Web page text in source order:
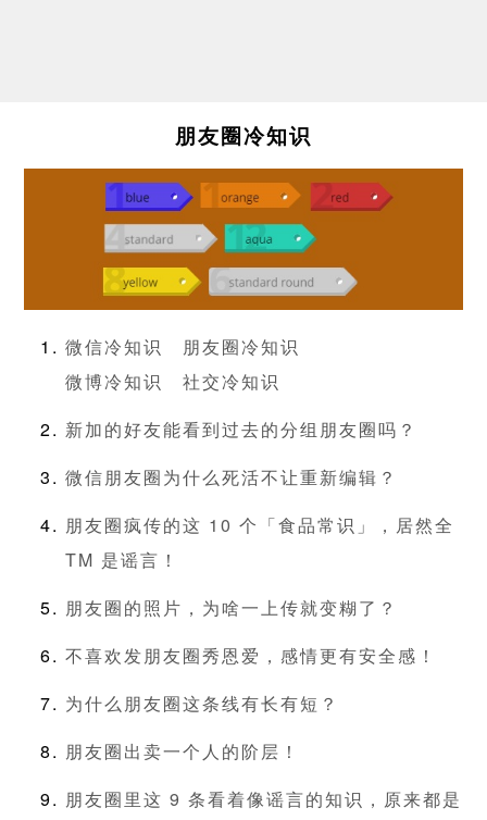
朋友圈冷知识
微信冷知识
朋友圈冷知识
微博冷知识
社交冷知识
新加的好友能看到过去的分组朋友圈吗？
微信朋友圈为什么死活不让重新编辑？
朋友圈疯传的这 10 个「食品常识」，居然全
TM 是谣言！
朋友圈的照片，为啥一上传就变糊了？
不喜欢发朋友圈秀恩爱，感情更有安全感！
为什么朋友圈这条线有长有短？
朋友圈出卖一个人的阶层！
朋友圈里这 9 条看着像谣言的知识，原来都是